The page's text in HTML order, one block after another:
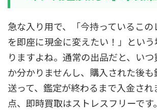
急な入り用で、「今持っているこ
を即座に現金に変えたい！」とい
りますよね。通常の出品だと、い
か分かりませんし、購入された後
送って、鑑定が終わるまで入金され
点、即時買取はストレスフリーで